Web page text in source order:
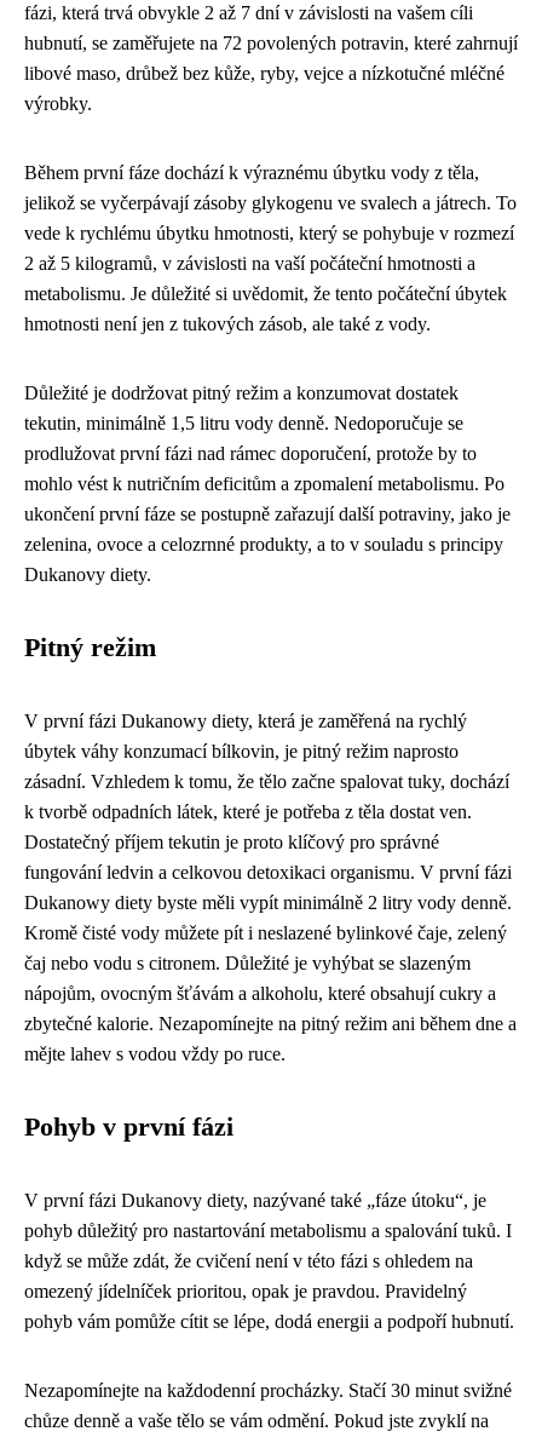
fázi, která trvá obvykle 2 až 7 dní v závislosti na vašem cíli
hubnutí, se zaměřujete na 72 povolených potravin, které zahrnují
libové maso, drůbež bez kůže, ryby, vejce a nízkotučné mléčné
výrobky.
Během první fáze dochází k výraznému úbytku vody z těla,
jelikož se vyčerpávají zásoby glykogenu ve svalech a játrech. To
vede k rychlému úbytku hmotnosti, který se pohybuje v rozmezí
2 až 5 kilogramů, v závislosti na vaší počáteční hmotnosti a
metabolismu. Je důležité si uvědomit, že tento počáteční úbytek
hmotnosti není jen z tukových zásob, ale také z vody.
Důležité je dodržovat pitný režim a konzumovat dostatek
tekutin, minimálně 1,5 litru vody denně. Nedoporučuje se
prodlužovat první fázi nad rámec doporučení, protože by to
mohlo vést k nutričním deficitům a zpomalení metabolismu. Po
ukončení první fáze se postupně zařazují další potraviny, jako je
zelenina, ovoce a celozrnné produkty, a to v souladu s principy
Dukanovy diety.
Pitný režim
V první fázi Dukanowy diety, která je zaměřená na rychlý
úbytek váhy konzumací bílkovin, je pitný režim naprosto
zásadní. Vzhledem k tomu, že tělo začne spalovat tuky, dochází
k tvorbě odpadních látek, které je potřeba z těla dostat ven.
Dostatečný příjem tekutin je proto klíčový pro správné
fungování ledvin a celkovou detoxikaci organismu. V první fázi
Dukanowy diety byste měli vypít minimálně 2 litry vody denně.
Kromě čisté vody můžete pít i neslazené bylinkové čaje, zelený
čaj nebo vodu s citronem. Důležité je vyhýbat se slazeným
nápojům, ovocným šťávám a alkoholu, které obsahují cukry a
zbytečné kalorie. Nezapomínejte na pitný režim ani během dne a
mějte lahev s vodou vždy po ruce.
Pohyb v první fázi
V první fázi Dukanovy diety, nazývané také „fáze útoku“, je
pohyb důležitý pro nastartování metabolismu a spalování tuků. I
když se může zdát, že cvičení není v této fázi s ohledem na
omezený jídelníček prioritou, opak je pravdou. Pravidelný
pohyb vám pomůže cítit se lépe, dodá energii a podpoří hubnutí.
Nezapomínejte na každodenní procházky. Stačí 30 minut svižné
chůze denně a vaše tělo se vám odmění. Pokud jste zvyklí na